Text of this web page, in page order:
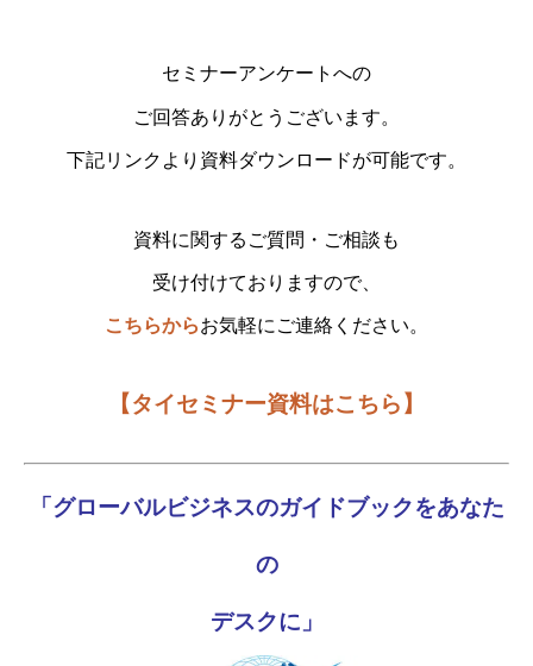
セミナーアンケートへの
ご回答ありがとうございます。
下記リンクより資料ダウンロードが可能です。
資料に関するご質問・ご相談も
受け付けておりますので、
こちらからお気軽にご連絡ください。
【タイセミナー資料はこちら】
「グローバルビジネスのガイドブックをあなた
の
デスクに」